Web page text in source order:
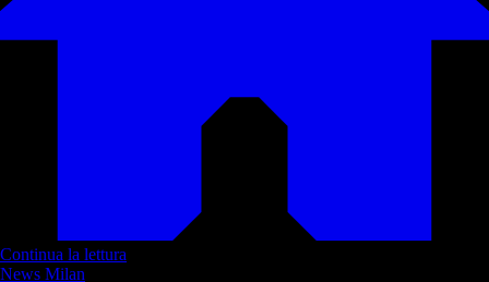
Continua la lettura
News Milan